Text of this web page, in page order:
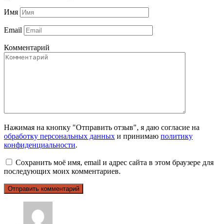
Имя
Email
Комментарий
Нажимая на кнопку "Отправить отзыв", я даю согласие на
обработку персональных данных и принимаю политику
конфиденциальности.
Сохранить моё имя, email и адрес сайта в этом браузере для
последующих моих комментариев.